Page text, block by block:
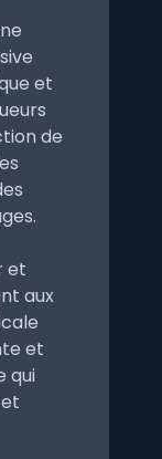
et
de
et
aux
et
qui